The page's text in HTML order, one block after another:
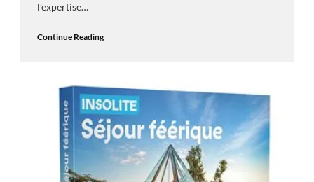
l’expertise…
Continue Reading